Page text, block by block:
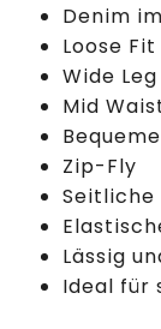
Denim
Loose Fit
Wide Leg
Mid
Zip-Fly
Seitliche
Lässig
Ideal für